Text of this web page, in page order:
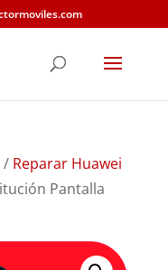
/ Reparar Huawei
Pantalla